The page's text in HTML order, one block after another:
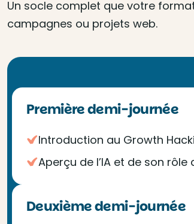
Un socle complet que votre
campagnes ou projets web.
Première demi-journée
Introduction au Growth
Aperçu de l’IA et de son
Deuxième demi-journée